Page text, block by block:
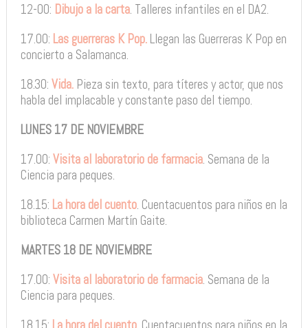
12-00: Dibujo a la carta. Talleres infantiles en el DA2.
17.00: Las guerreras K Pop.Llegan las Guerreras K Pop en
concierto a Salamanca.
18.30: Vida.Pieza sin texto, para títeres y actor, que nos
habla del implacable y constante paso del tiempo.
LUNES 17 DE NOVIEMBRE
17.00: Visita al laboratorio de farmacia. Semana de la
Ciencia para peques.
18.15: La hora del cuento. Cuentacuentos para niños en la
biblioteca Carmen Martín Gaite.
MARTES 18 DE NOVIEMBRE
17.00: Visita al laboratorio de farmacia. Semana de la
Ciencia para peques.